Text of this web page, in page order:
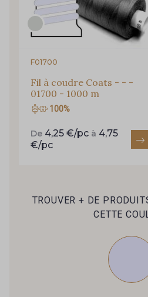
350 - Clay
880 - Orange
720 - Spa
F01700
Fil à coudre Coats - - -
01700 - 1000 m
100%
De 4,25 €/pc à 4,75
€/pc
TROUVER + DE
CETTE